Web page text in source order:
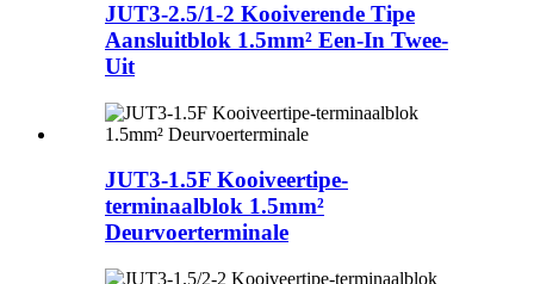
JUT3-2.5/1-2 Kooiverende Tipe
Aansluitblok 1.5mm² Een-In Twee-
Uit
JUT3-1.5F Kooiveertipe-
terminaalblok 1.5mm²
Deurvoerterminale